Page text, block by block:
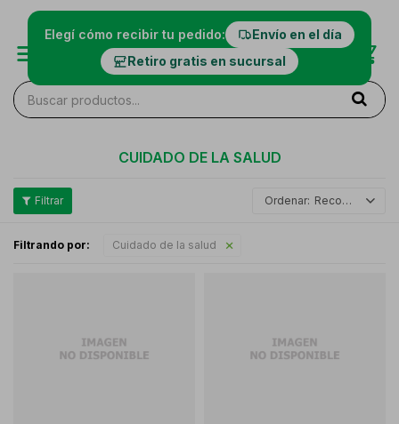
Elegí cómo recibir tu pedido:
Envío en el día
Retiro gratis en sucursal
CUIDADO DE LA SALUD
Recomendados
Filtrando por: Cuidado de la salud